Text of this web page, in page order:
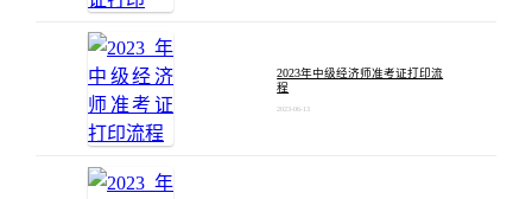
2023年中级经济师准考证打印流
程
2023-06-13